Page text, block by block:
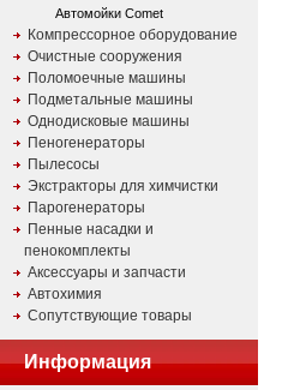
Автомойки Comet
Компрессорное оборудование
Очистные сооружения
Поломоечные машины
Подметальные машины
Однодисковые машины
Пеногенераторы
Пылесосы
Экстракторы для химчистки
Парогенераторы
Пенные насадки и
пенокомплекты
Аксессуары и запчасти
Автохимия
Сопутствующие товары
Информация